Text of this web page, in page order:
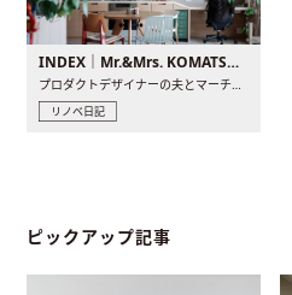
INDEX｜Mr.&Mrs. KOMATSU renovation diary
リノベ日記
ピックアップ記事